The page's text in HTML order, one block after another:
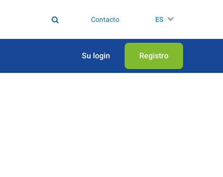
Contacto ES
Su login Registro